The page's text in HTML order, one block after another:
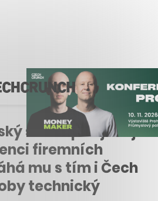
startup zajišťuje
firemních
mu s tím i Čech
technický